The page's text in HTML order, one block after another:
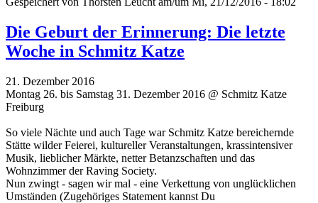
Die Geburt der Erinnerung: Die letzte
Woche in Schmitz Katze
21. Dezember 2016
Montag 26. bis Samstag 31. Dezember 2016 @ Schmitz Katze
Freiburg
So viele Nächte und auch Tage war Schmitz Katze bereichernde
Stätte wilder Feierei, kultureller Veranstaltungen, krassintensiver
Musik, lieblicher Märkte, netter Betanzschaften und das
Wohnzimmer der Raving Society.
Nun zwingt - sagen wir mal - eine Verkettung von unglücklichen
Umständen (Zugehöriges Statement kannst Du